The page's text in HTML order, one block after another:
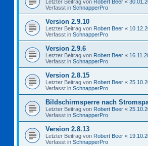
Letzter Beitrag von Robert Beer «
Verfasst in SchnapperPro
Version 2.9.10
Letzter Beitrag von Robert Beer «
Verfasst in SchnapperPro
Version 2.9.6
Letzter Beitrag von Robert Beer «
Verfasst in SchnapperPro
Version 2.8.15
Letzter Beitrag von Robert Beer «
Verfasst in SchnapperPro
Bildschirmsperre nach
Letzter Beitrag von Robert Beer «
Verfasst in SchnapperPro
Version 2.8.13
Letzter Beitrag von Robert Beer «
Verfasst in SchnapperPro